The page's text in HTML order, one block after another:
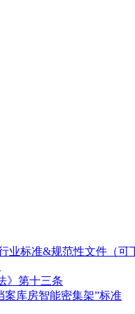
业标准&规范性文件（可
》第十三条
案库房智能密集架”标准